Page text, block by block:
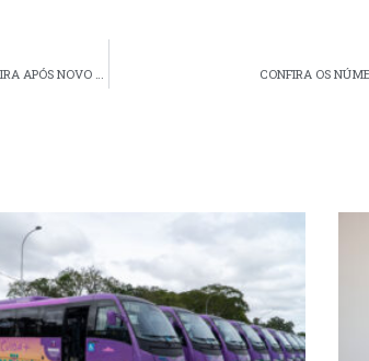
SANEAMENTO | SANEPAR PREVÊ INVESTIMENTOS DE R$ 33,6 MILHÕES EM PALMEIRA APÓS NOVO CONTRATO FORMALIZADO
CONFIRA OS